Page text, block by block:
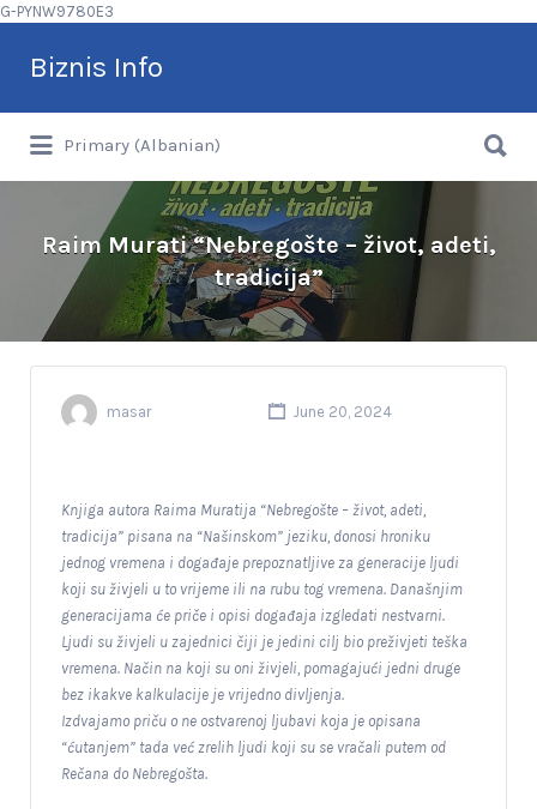
G-PYNW9780E3
Biznis Info
Arrini klientët tuaj më shpejt
for:
Primary (Albanian)
for:
Raim Murati “Nebregošte – život, adeti,
tradicija”
masar June 20, 2024
Knjiga autora Raima Muratija “Nebregošte – život, adeti,
tradicija” pisana na “Našinskom” jeziku, donosi hroniku
jednog vremena i događaje prepoznatljive za generacije ljudi
koji su živjeli u to vrijeme ili na rubu tog vremena. Današnjim
generacijama će priče i opisi događaja izgledati nestvarni.
Ljudi su živjeli u zajednici čiji je jedini cilj bio preživjeti teška
vremena. Način na koji su oni živjeli, pomagajući jedni druge
bez ikakve kalkulacije je vrijedno divljenja.
Izdvajamo priču o ne ostvarenoj ljubavi koja je opisana
“ćutanjem” tada već zrelih ljudi koji su se vračali putem od
Rečana do Nebregošta.